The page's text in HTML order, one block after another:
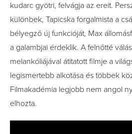
kudarc gyötri, felvágja az ereit.
különbek, Tapicska forgalmista a
bélyegző új funkcióját, Max
a galambjai érdeklik. A felnőtté
melankóliájával átitatott filmje a
legismertebb alkotása és többek
Filmakadémia legjobb nem angol
elhozta.